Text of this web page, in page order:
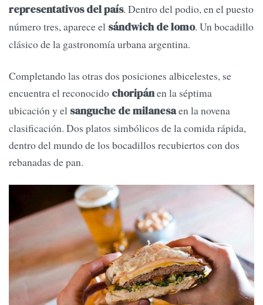
representativos del país. Dentro del podio, en el puesto
número tres, aparece el sándwich de lomo. Un bocadillo
clásico de la gastronomía urbana argentina.
Completando las otras dos posiciones albicelestes, se
encuentra el reconocido choripánen la séptima
ubicación y el sanguche de milanesaen la novena
clasificación. Dos platos simbólicos de la comida rápida,
dentro del mundo de los bocadillos recubiertos con dos
rebanadas de pan.